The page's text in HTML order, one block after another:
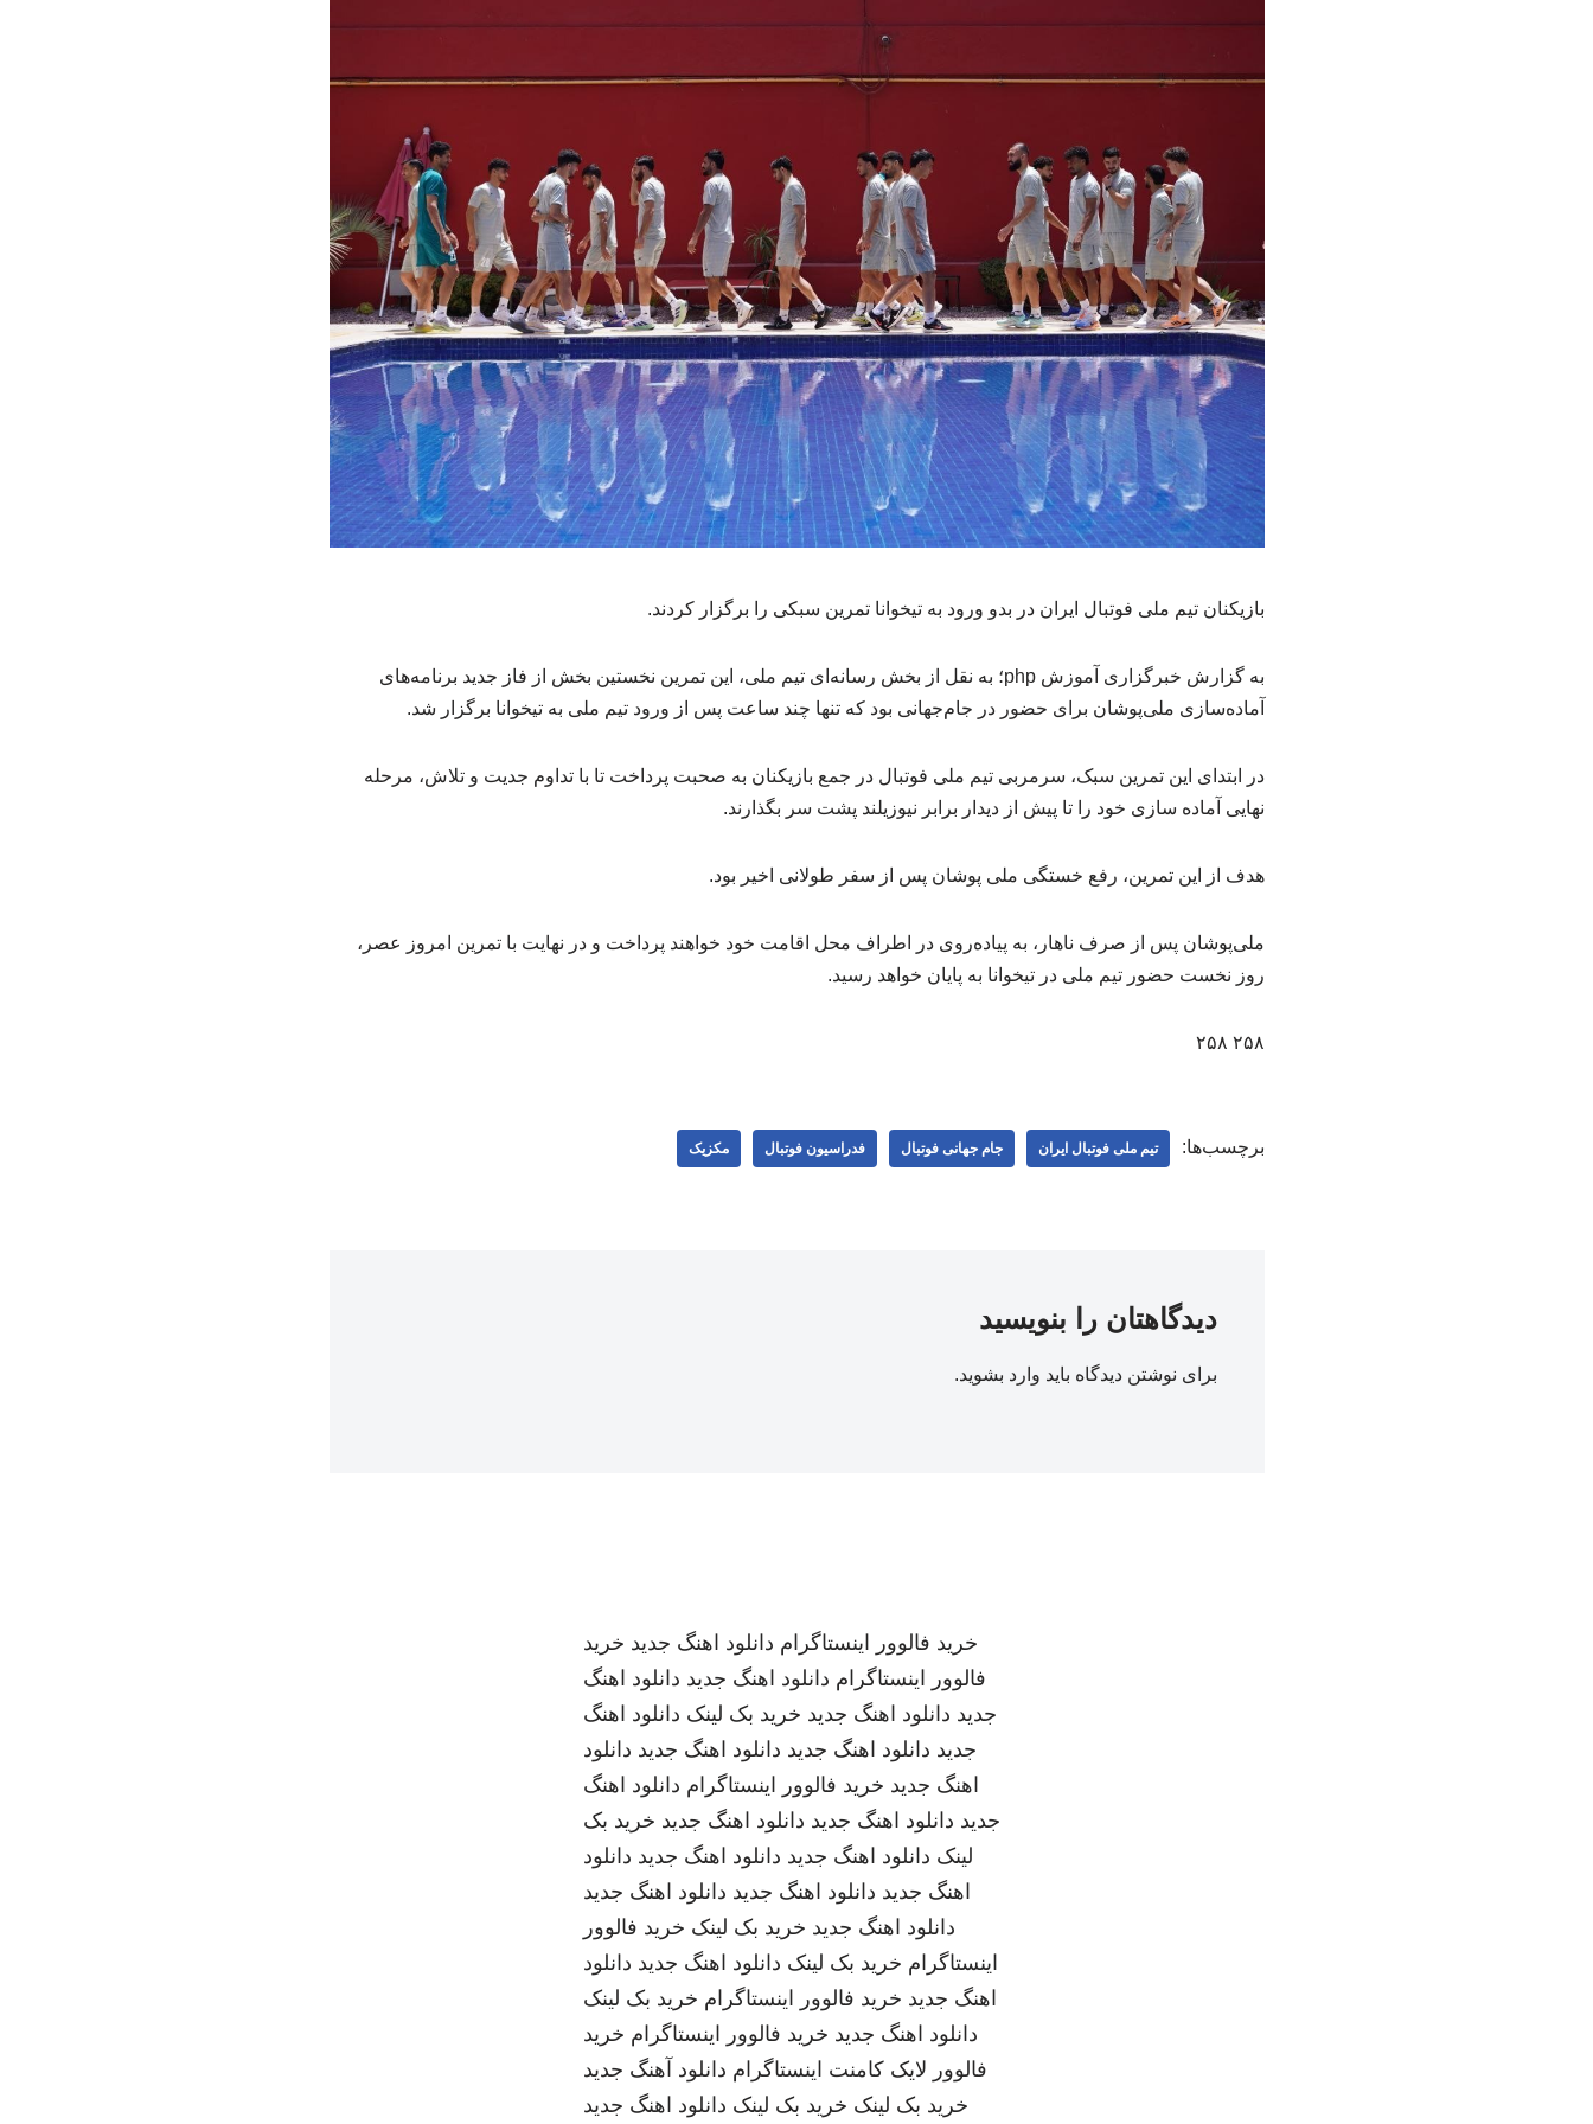
بازیکنان تیم ملی فوتبال ایران در بدو ورود به تیخوانا تمرین سبکی را برگزار کردند.
به گزارش خبرگزاری آموزش php؛ به نقل از بخش رسانه‌ای تیم ملی، این تمرین نخستین بخش از فاز جدید برنامه‌های
آماده‌سازی ملی‌پوشان برای حضور در جام‌جهانی بود که تنها چند ساعت پس از ورود تیم ملی به تیخوانا برگزار شد.
در ابتدای این تمرین سبک، سرمربی تیم ملی فوتبال در جمع بازیکنان به صحبت پرداخت تا با تداوم جدیت و تلاش، مرحله
نهایی آماده سازی خود را تا پیش از دیدار برابر نیوزیلند پشت سر بگذارند.
هدف از این تمرین، رفع خستگی ملی پوشان پس از سفر طولانی اخیر بود.
ملی‌پوشان پس از صرف ناهار، به پیاده‌روی در اطراف محل اقامت خود خواهند پرداخت و در نهایت با تمرین امروز عصر،
روز نخست حضور تیم ملی در تیخوانا به پایان خواهد رسید.
۲۵۸ ۲۵۸
برچسب‌ها: تیم ملی فوتبال ایران جام جهانی فوتبال فدراسیون فوتبال مکزیک
دیدگاهتان را بنویسید
برای نوشتن دیدگاه باید وارد بشوید.
خرید فالوور اینستاگرام دانلود اهنگ جدید خرید
فالوور اینستاگرام دانلود اهنگ جدید دانلود اهنگ
جدید دانلود اهنگ جدید خرید بک لینک دانلود اهنگ
جدید دانلود اهنگ جدید دانلود اهنگ جدید دانلود
اهنگ جدید خرید فالوور اینستاگرام دانلود اهنگ
جدید دانلود اهنگ جدید دانلود اهنگ جدید خرید بک
لینک دانلود اهنگ جدید دانلود اهنگ جدید دانلود
اهنگ جدید دانلود اهنگ جدید دانلود اهنگ جدید
دانلود اهنگ جدید خرید بک لینک خرید فالوور
اینستاگرام خرید بک لینک دانلود اهنگ جدید دانلود
اهنگ جدید خرید فالوور اینستاگرام خرید بک لینک
دانلود اهنگ جدید خرید فالوور اینستاگرام خرید
فالوور لایک کامنت اینستاگرام دانلود آهنگ جدید
خرید بک لینک خرید بک لینک دانلود اهنگ جدید